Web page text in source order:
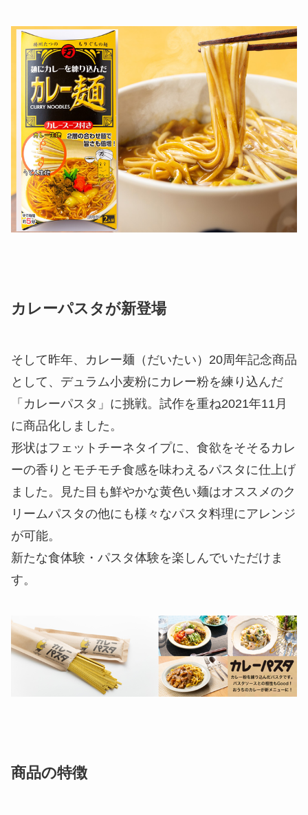
カレーパスタが新登場
そして昨年、カレー麺（だいたい）20周年記念商品
として、デュラム小麦粉にカレー粉を練り込んだ
「カレーパスタ」に挑戦。試作を重ね2021年11月
に商品化しました。
形状はフェットチーネタイプに、食欲をそそるカレ
ーの香りとモチモチ食感を味わえるパスタに仕上げ
ました。見た目も鮮やかな黄色い麺はオススメのク
リームパスタの他にも様々なパスタ料理にアレンジ
が可能。
新たな食体験・パスタ体験を楽しんでいただけま
す。
商品の特徴